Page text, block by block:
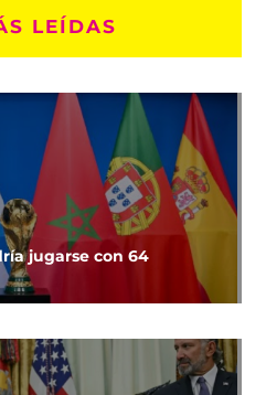
LEÍDAS
jugarse con 64